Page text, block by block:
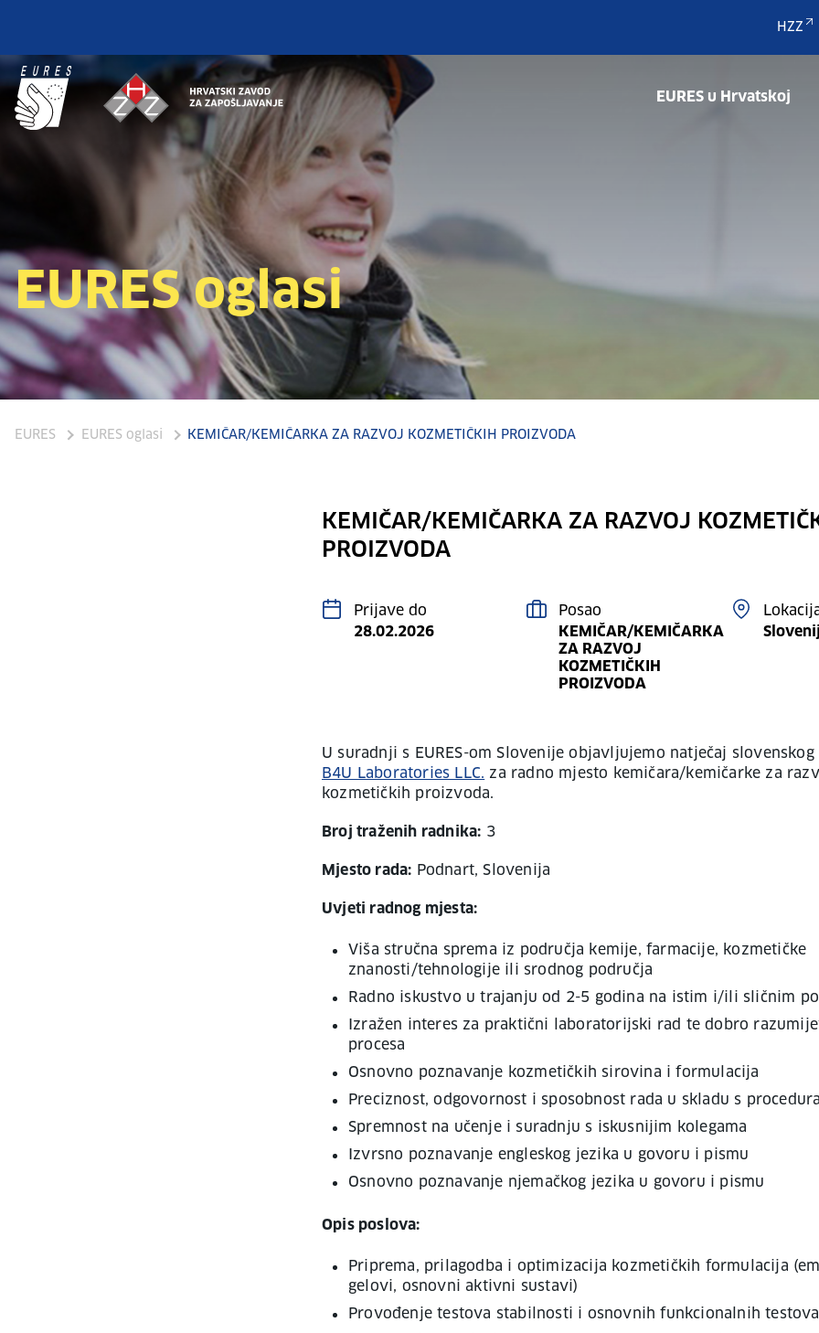
HZZ
EURES u Hrvatskoj
EURES oglasi
EURES EURES oglasi KEMIČAR/KEMIČARKA ZA RAZVOJ KOZMETIČKIH PROIZVODA
KEMIČAR/KEMIČARKA ZA RAZVOJ
PROIZVODA
Prijave do
28.02.2026
Posao
KEMIČAR/KEMIČARKA
ZA RAZVOJ
KOZMETIČKIH
PROIZVODA
U suradnji s EURES-om Slovenije objavljujemo natječaj slovenskog
B4U Laboratories LLC. za radno mjesto kemičara/kemičarke za
kozmetičkih proizvoda.
Broj traženih radnika: 3
Mjesto rada: Podnart, Slovenija
Uvjeti radnog mjesta:
Viša stručna sprema iz područja kemije, farmacije, kozmetičke
znanosti/tehnologije ili srodnog područja
Radno iskustvo u trajanju od 2-5 godina na istim i/ili sličnim
Izražen interes za praktični laboratorijski rad te dobro
procesa
Osnovno poznavanje kozmetičkih sirovina i formulacija
Preciznost, odgovornost i sposobnost rada u skladu s
Spremnost na učenje i suradnju s iskusnijim kolegama
Izvrsno poznavanje engleskog jezika u govoru i pismu
Osnovno poznavanje njemačkog jezika u govoru i pismu
Opis poslova:
Priprema, prilagodba i optimizacija kozmetičkih formulacija
gelovi, osnovni aktivni sustavi)
Provođenje testova stabilnosti i osnovnih funkcionalnih testova